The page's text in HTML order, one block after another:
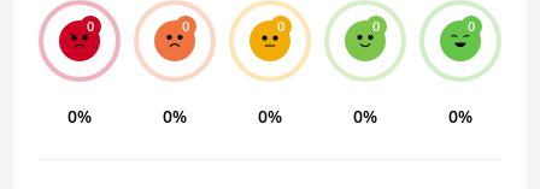
0
0%
0
0%
0
0%
0
0%
0
0%